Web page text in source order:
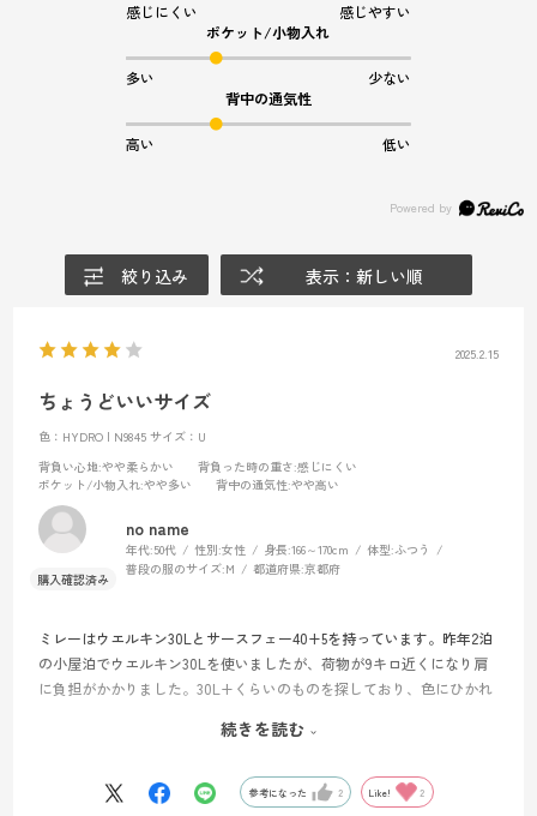
感じにくい
感じやすい
ポケット/小物入れ
多い
少ない
背中の通気性
高い 低い
絞り込み 表示：新しい順
2025.2.15
ちょうどいいサイズ
色：HYDRO | N9845 サイズ：U
背負い心地:やや柔らかい 背負った時の重さ:感じにくい
ポケット/小物入れ:やや多い 背中の通気性:やや高い
no name
年代:50代 性別:女性 身長:166～170cm 体型:ふつう
普段の服のサイズ:M 都道府県:京都府
ミレーはウエルキン30Lとサースフェー40+5を持っています。昨年2泊
の小屋泊でウエルキン30Lを使いましたが、荷物が9キロ近くになり肩
に負担がかかりました。30L+くらいのものを探しており、色にひかれ
全体で背負いたいので、ウルトラライト系のザックに比べると重いで
できていませんが、体にフィットするように調整すれば問題ないと思
続きを読む
参考になった 2 Like! 2